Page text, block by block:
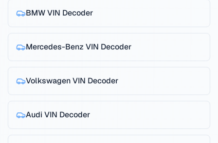
BMWVIN Decoder
Mercedes-Benz VIN Decoder
VolkswagenVIN Decoder
Audi VIN Decoder